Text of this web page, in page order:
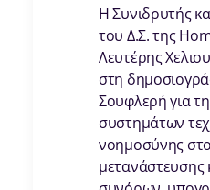
Η Συνιδρυτής
του Δ.Σ. της
Λευτέρης
στη
Σουφλερή για
συστημάτων
νοημοσύνης
μετανάστευσης